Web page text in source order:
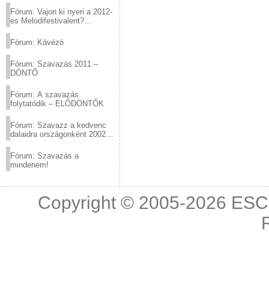
Fórum: Vajon ki nyeri a 2012-
es Melodifestivalent?
Fórum: Kávézó
Fórum: Szavazás 2011 –
DÖNTŐ
Fórum: A szavazás
folytatódik – ELŐDÖNTŐK
Fórum: Szavazz a kedvenc
dalaidra országonként 2002
Fórum: Szavazás a
mindenem!
Copyright © 2005-2026